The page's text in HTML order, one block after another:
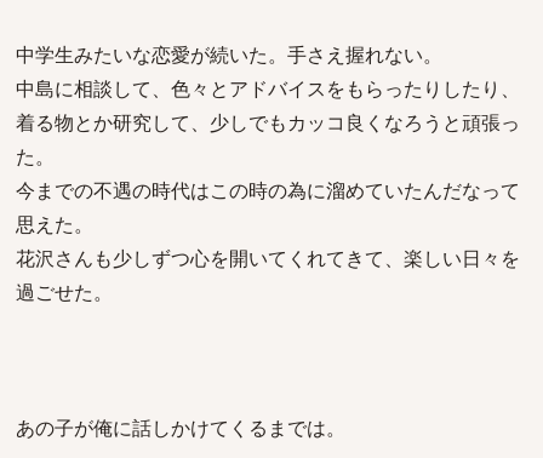
中学生みたいな恋愛が続いた。手さえ握れない。
中島に相談して、色々とアドバイスをもらったりしたり、
着る物とか研究して、少しでもカッコ良くなろうと頑張っ
た。
今までの不遇の時代はこの時の為に溜めていたんだなって
思えた。
花沢さんも少しずつ心を開いてくれてきて、楽しい日々を
過ごせた。
あの子が俺に話しかけてくるまでは。